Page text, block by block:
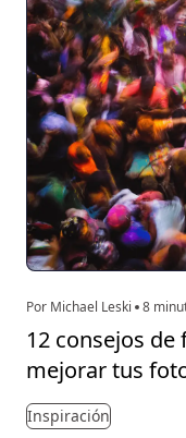
Por Michael Leski 8
12 consejos
mejorar tus
Inspiración